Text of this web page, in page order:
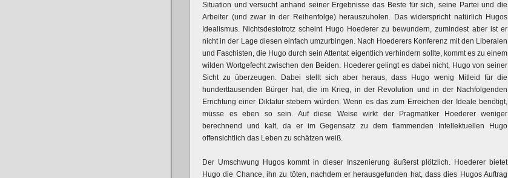
Situation und versucht anhand seiner Ergebnisse das Beste für sich, seine Partei und die
Arbeiter (und zwar in der Reihenfolge) herauszuholen. Das widerspricht natürlich Hugos
Idealismus. Nichtsdestotrotz scheint Hugo Hoederer zu bewundern, zumindest aber ist er
nicht in der Lage diesen einfach umzurbingen. Nach Hoederers Konferenz mit den Liberalen
und Faschisten, die Hugo durch sein Attentat eigentlich verhindern sollte, kommt es zu einem
wilden Wortgefecht zwischen den Beiden. Hoederer gelingt es dabei nicht, Hugo von seiner
Sicht zu überzeugen. Dabei stellt sich aber heraus, dass Hugo wenig Mitleid für die
hunderttausenden Bürger hat, die im Krieg, in der Revolution und in der Nachfolgenden
Errichtung einer Diktatur stebern würden. Wenn es das zum Erreichen der Ideale benötigt,
müsse es eben so sein. Auf diese Weise wirkt der Pragmatiker Hoederer weniger
berechnend und kalt, da er im Gegensatz zu dem flammenden Intellektuellen Hugo
offensichtlich das Leben zu schätzen weiß.
Der Umschwung Hugos kommt in dieser Inszenierung äußerst plötzlich. Hoederer bietet
Hugo die Chance, ihn zu töten, nachdem er herausgefunden hat, dass dies Hugos Auftrag